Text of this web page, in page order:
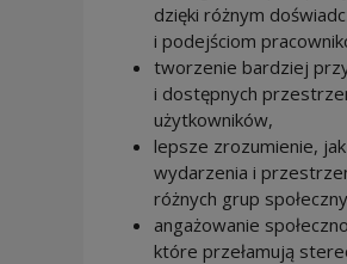
dzięki różnym
i podejściom
tworzenie bardziej
i dostępnych
użytkowników,
lepsze zrozumienie,
wydarzenia i
różnych grup
angażowanie
które przełamują